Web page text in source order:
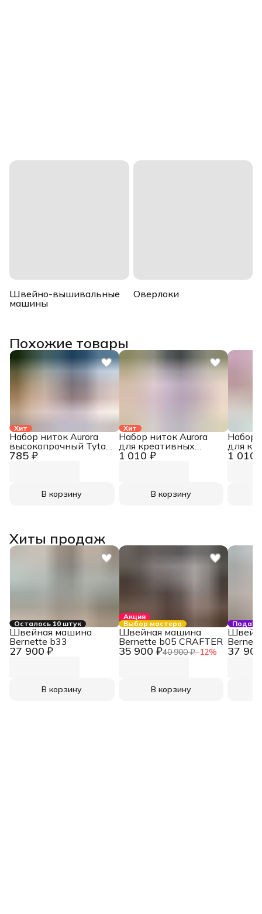
Швейно-вышивальные
машины
Оверлоки
Похожие товары
Хит
785 ₽
Набор ниток Aurora
высокопрочный Tytan
№ 60E
В корзину
Хит
1 010 ₽
Набор ниток Aurora
для креативных
работ Сирень AU-
В корзину
1 010
Набор
для
работ
Хиты продаж
Осталось 10 штук
27 900 ₽
Швейная машина
Bernette b33
В корзину
Акция
Выбор мастера
35 900 ₽40 900 ₽−12%
Швейная машина
Bernette b05 CRAFTER
В корзину
37